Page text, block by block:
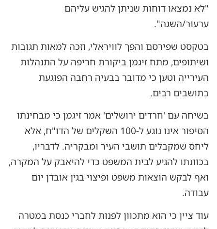
"לא נמצאו דוחות שניתן להגיש עליהם
ערעור/השגה".
בטקסט שפירסם והפך לוויראלי, וזכה למאות תגובות
ושיתופים, מתח זיגמן ביקורת חריפה על התנהלות
העירייה וטען כי מדובר בבעיה רחבה הפוגעת
בתושבים רבים.
בשיחה עם 'חרדים ירושלים' אמר זיגמן כי מבחינתו
הסיפור אינו נוגע ל-100 השקלים של הדו"ח, אלא
ליחס שמקבלים תושבי העיר ומבקריה. לדבריו,
בכוונתו להגיע לבית המשפט כדי להיאבק על המקרה,
ואף לבקש הוצאות משפט ופיצוי בגין אובדן יום
עבודה.
עוד ציין כי הוא מתכוון לפנות לחברי כנסת במטרה